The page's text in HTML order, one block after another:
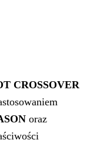
CROSSOVER
oraz